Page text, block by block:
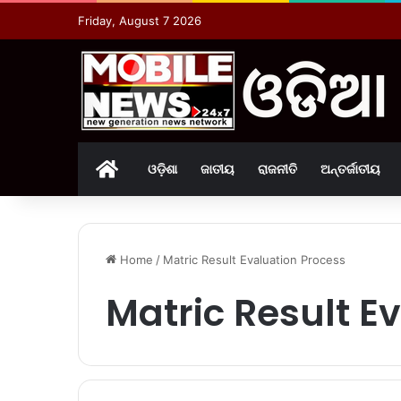
Friday, August 7 2026
Homeଓଡ଼ିଶା ଜାତୀୟ ରାଜନୀତି ଅନ୍ତର୍ଜାତୀୟ
Home / Matric Result Evaluation Process
Matric Result